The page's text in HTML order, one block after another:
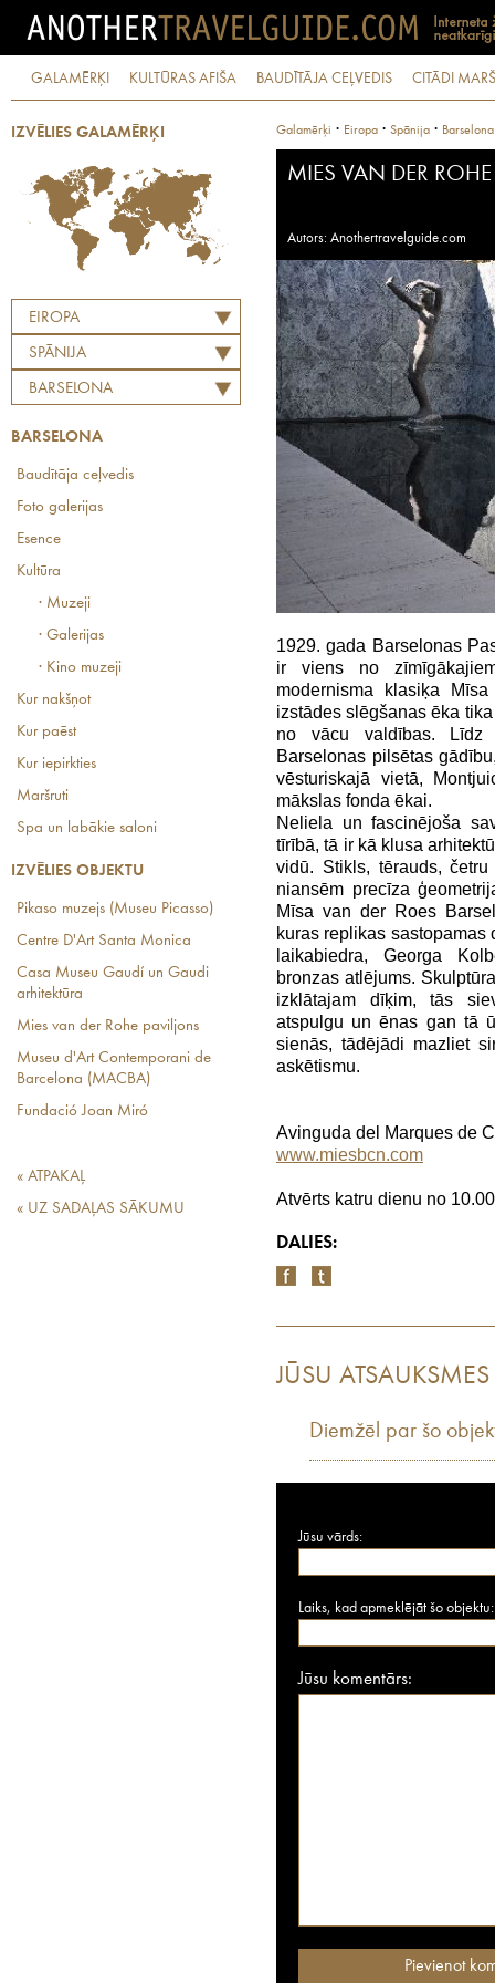
GALAMĒRĶI KULTŪRAS AFIŠA BAUDĪTĀJA CEĻVEDIS CITĀDI
IZVĒLIES GALAMĒRĶI
EIROPA
SPĀNIJA
BARSELONA
BARSELONA
Baudītāja ceļvedis
Foto galerijas
Esence
Kultūra
· Muzeji
· Galerijas
· Kino muzeji
Kur nakšņot
Kur paēst
Kur iepirkties
Maršruti
Spa un labākie saloni
IZVĒLIES OBJEKTU
Pikaso muzejs (Museu Picasso)
Centre D'Art Santa Monica
Casa Museu Gaudí un Gaudi
arhitektūra
Mies van der Rohe paviljons
Museu d'Art Contemporani de
Barcelona (MACBA)
Fundació Joan Miró
« ATPAKAĻ
« UZ SADAĻAS SĀKUMU
Galamērķi · Eiropa · Spānija · Barselona
MIES VAN DER
Autors: Anothertravelguide.com
1929. gada Barselonas
ir viens no
modernisma klasiķa
izstādes slēgšanas ēka
no vācu valdības. Līdz
Barselonas pilsētas
vēsturiskajā vietā,
mākslas fonda ēkai.
Neliela un fascinējoša
tīrībā, tā ir kā klusa
vidū. Stikls, tērauds,
niansēm precīza
Mīsa van der Roes
kuras replikas
laikabiedra, Georga
bronzas atlējums.
izklātajam dīķim, tās
atspulgu un ēnas gan tā
sienās, tādējādi mazliet
askētismu.
Avinguda del Marques de
www.miesbcn.com
Atvērts katru dienu no
DALIES:
JŪSU ATSAUKSMES
Diemžēl par šo
Jūsu vārds:
Laiks, kad apmeklējāt šo objektu:
Jūsu komentārs: